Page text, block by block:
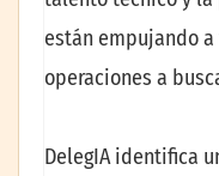
están empujando
operaciones a
DelegIA identifica